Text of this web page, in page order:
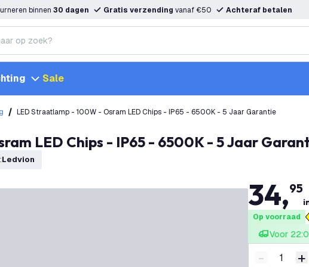
binnen 30 dagen Gratis verzending vanaf €50 Achteraf betalen
Sale
LED Straatlamp - 100W - Osram LED Chips - IP65 - 6500K - 5 Jaar Garantie
LED Chips - IP65 - 6500K - 5 Jaar
: Ledvion
34,95
Op voorraad
Voor
Verminder
- +